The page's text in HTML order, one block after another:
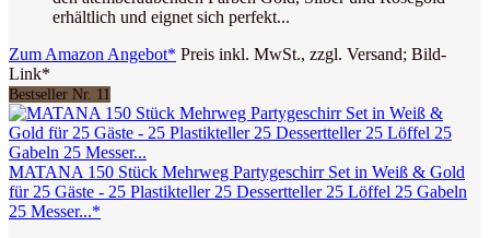
erhältlich und eignet sich perfekt...
Zum Amazon Angebot* Preis inkl. MwSt., zzgl. Versand; Bild-
Link*
Bestseller Nr. 11
MATANA 150 Stück Mehrweg Partygeschirr Set in Weiß & Gold
für 25 Gäste - 25 Plastikteller 25 Dessertteller 25 Löffel 25 Gabeln
25 Messer...*